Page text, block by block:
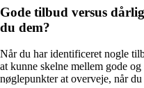
Gode tilbud versus
du dem?
Når du har identificeret nogle
at kunne skelne mellem gode
nøglepunkter at overveje, når